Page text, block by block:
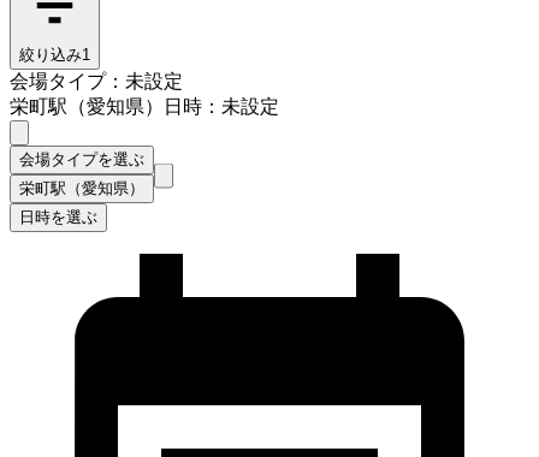
絞り込み1
会場タイプ：未設定
栄町駅（愛知県）
日時：未設定
会場タイプを選ぶ
栄町駅（愛知県）
日時を選ぶ